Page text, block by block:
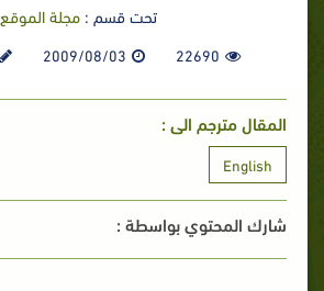
تحت قسم :مجلة الموقع
22690
2009/08/03
المقال مترجم الى :
English
شارك المحتوي بواسطة :